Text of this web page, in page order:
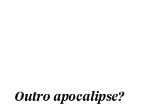
Outro apocalipse?